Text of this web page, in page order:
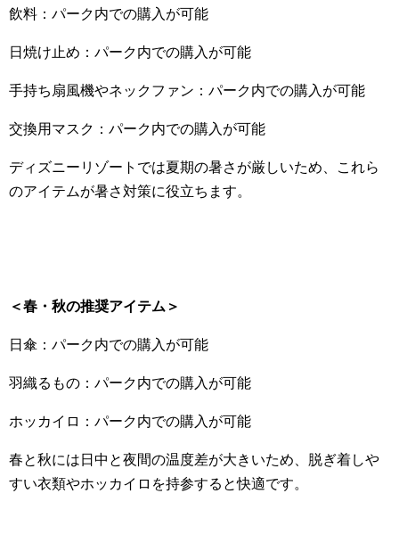
飲料：パーク内での購入が可能
日焼け止め：パーク内での購入が可能
手持ち扇風機やネックファン：パーク内での購入が可能
交換用マスク：パーク内での購入が可能
ディズニーリゾートでは夏期の暑さが厳しいため、これら
のアイテムが暑さ対策に役立ちます。
＜春・秋の推奨アイテム＞
日傘：パーク内での購入が可能
羽織るもの：パーク内での購入が可能
ホッカイロ：パーク内での購入が可能
春と秋には日中と夜間の温度差が大きいため、脱ぎ着しや
すい衣類やホッカイロを持参すると快適です。